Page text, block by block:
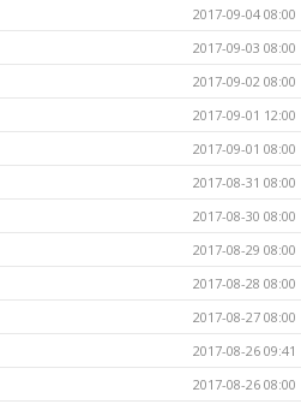
2017-09-04 08:00
2017-09-03 08:00
2017-09-02 08:00
2017-09-01 12:00
2017-09-01 08:00
2017-08-31 08:00
2017-08-30 08:00
2017-08-29 08:00
2017-08-28 08:00
2017-08-27 08:00
2017-08-26 09:41
2017-08-26 08:00